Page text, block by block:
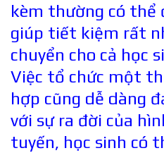
kèm thường có thể
giúp tiết kiệm rất
chuyển cho cả học
Việc tổ chức một
hợp cũng dễ dàng
với sự ra đời của
tuyến, học sinh có